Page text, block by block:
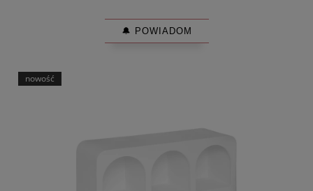
🔔 POWIADOM
nowość